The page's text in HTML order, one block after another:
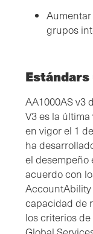
grupos
AA1000AS v3
V3 es la
en vigor el 1
ha
el desempeño
acuerdo con
capacidad de
los criterios